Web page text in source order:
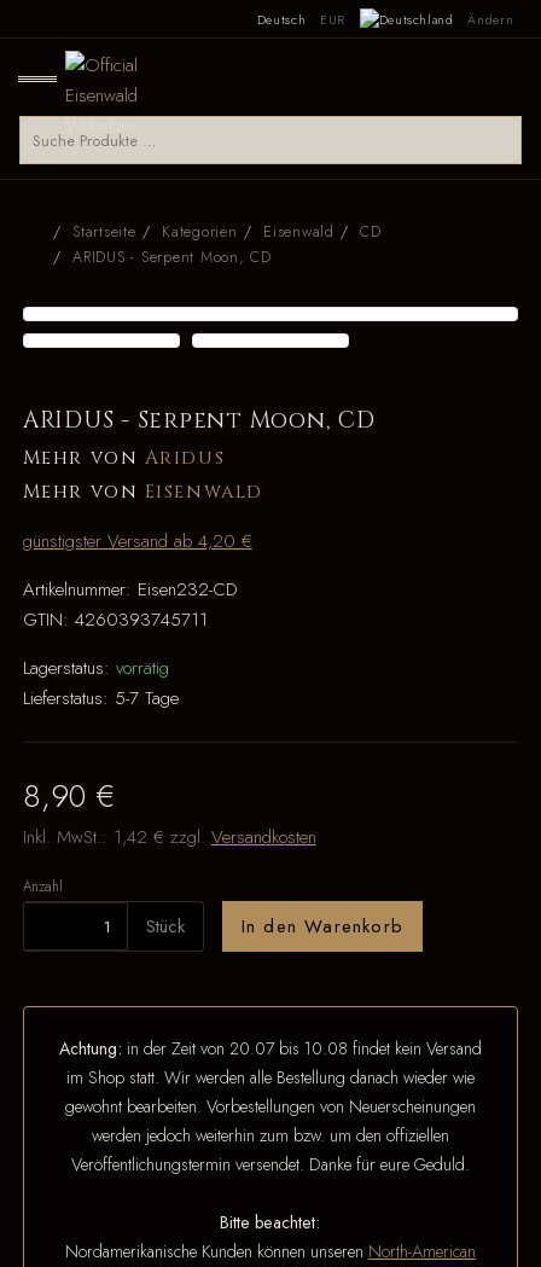
Deutsch EUR Ändern
Startseite Kategorien Eisenwald
CD
ARIDUS - Serpent Moon, CD
ARIDUS - Serpent Moon, CD
Mehr von Aridus
Mehr von Eisenwald
günstigster Versand ab 4,20 €
Artikelnummer: Eisen232-CD
GTIN: 4260393745711
Lagerstatus: vorrätig
Lieferstatus: 5-7 Tage
8,90 €
Inkl. MwSt.: 1,42 € zzgl. Versandkosten
Anzahl
Stück In den Warenkorb
Achtung: in der Zeit von 20.07 bis 10.08 findet kein Versand
im Shop statt. Wir werden alle Bestellung danach wieder wie
gewohnt bearbeiten. Vorbestellungen von Neuerscheinungen
werden jedoch weiterhin zum bzw. um den offiziellen
Veröffentlichungstermin versendet. Danke für eure Geduld.
Bitte beachtet:
Nordamerikanische Kunden können unseren North-American